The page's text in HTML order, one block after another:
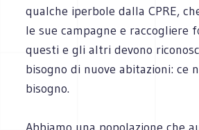
qualche iperbole dalla CPRE,
le sue campagne e raccogliere
questi e gli altri devono
bisogno di nuove abitazioni: ce
bisogno.